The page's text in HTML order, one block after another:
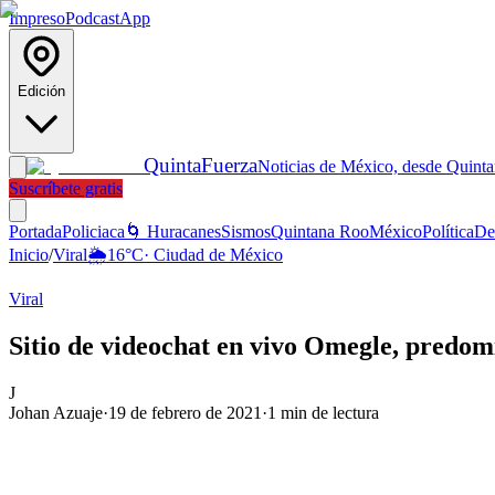
ImpresoPodcastApp
Edición
QuintaFuerzaNoticias de México, desde
Suscríbete gratis
PortadaPoliciaca 🌀 HuracanesSismosQuintana RooMéxicoPolítica
Inicio/Viral🌦️16°C· Ciudad de México
Viral
Sitio de videochat en vivo Omegle,
J
Johan Azuaje·19 de febrero de 2021 ·1 min de lectura